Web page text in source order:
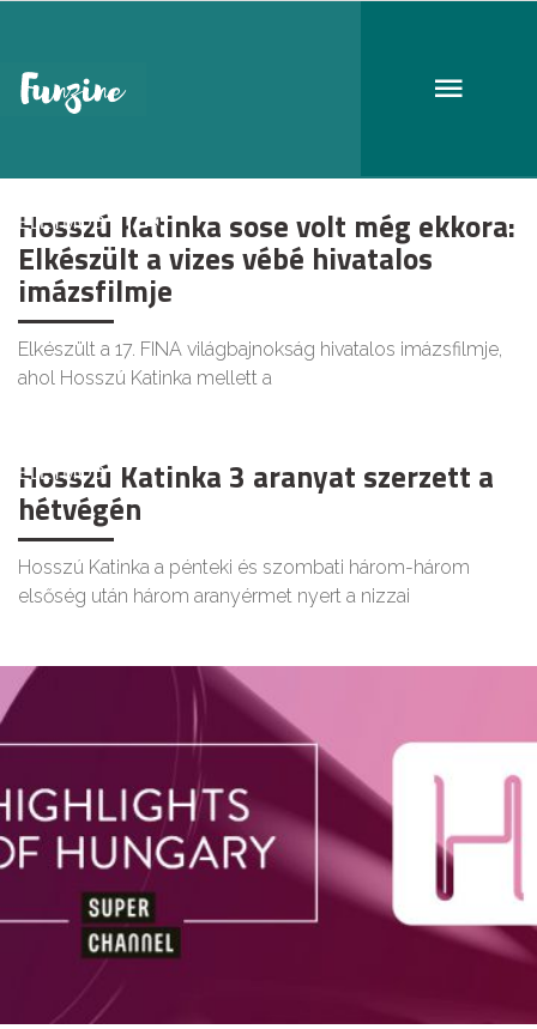
ÉLETMÓD
Hosszú Katinka sose volt még ekkora:
Elkészült a vizes vébé hivatalos
imázsfilmje
Elkészült a 17. FINA világbajnokság hivatalos imázsfilmje,
ahol Hosszú Katinka mellett a
ÉLETMÓD
Hosszú Katinka 3 aranyat szerzett a
hétvégén
Hosszú Katinka a pénteki és szombati három-három
elsőség után három aranyérmet nyert a nizzai